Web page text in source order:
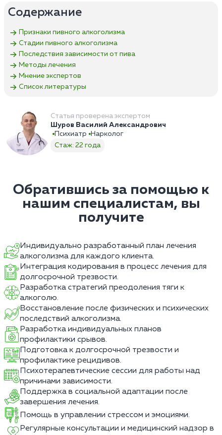
Содержание
Признаки пивного алкоголизма
Стадии пивного алкоголизма
Последствия зависимости от пива
Методы лечения
Мнение экспертов
Список литературы
Статья проверена экспертом
Шуров Василий Александрович
Психиатр
Нарколог
Стаж: 22 года
Обратившись за помощью к
нашим специалистам, вы
получите
Индивидуально разработанный план лечения
алкоголизма для каждого клиента.
Интеграция кодирования в процесс лечения для
долгосрочной трезвости.
Разработка стратегий преодоления тяги к
алкоголю.
Восстановление после физических и психических
последствий алкоголизма.
Разработка индивидуальных планов
профилактики срывов.
Подготовка к долгосрочной трезвости и
профилактике рецидивов.
Психотерапевтические сессии для работы над
причинами зависимости.
Поддержка в социальной адаптации после
завершения лечения.
Помощь в управлении стрессом и эмоциями.
Регулярные консультации и медицинский надзор в